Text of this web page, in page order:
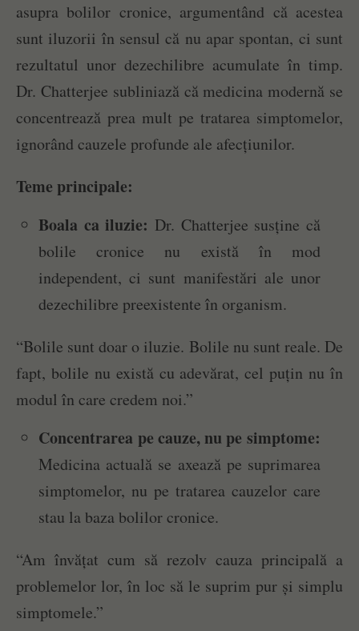
asupra bolilor cronice, argumentând că acestea
sunt iluzorii în sensul că nu apar spontan, ci sunt
rezultatul unor dezechilibre acumulate în timp.
Dr. Chatterjee subliniază că medicina modernă se
concentrează prea mult pe tratarea simptomelor,
ignorând cauzele profunde ale afecțiunilor.
Teme principale:
Boala ca iluzie: Dr. Chatterjee susține că
bolile cronice nu există în mod
independent, ci sunt manifestări ale unor
dezechilibre preexistente în organism.
“Bolile sunt doar o iluzie. Bolile nu sunt reale. De
fapt, bolile nu există cu adevărat, cel puțin nu în
modul în care credem noi.”
Concentrarea pe cauze, nu pe simptome:
Medicina actuală se axează pe suprimarea
simptomelor, nu pe tratarea cauzelor care
stau la baza bolilor cronice.
“Am învățat cum să rezolv cauza principală a
problemelor lor, în loc să le suprim pur și simplu
simptomele.”